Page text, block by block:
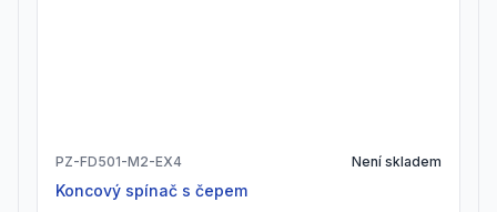
PZ-FD501-M2-EX4 Není skladem
Koncový spínač s čepem